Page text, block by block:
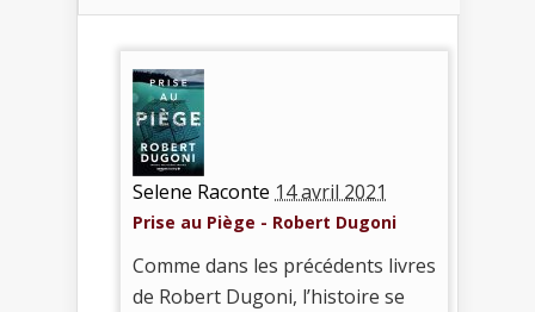
Selene Raconte 14 avril 2021
Prise au Piège - Robert Dugoni
Comme dans les précédents livres
de Robert Dugoni, l’histoire se